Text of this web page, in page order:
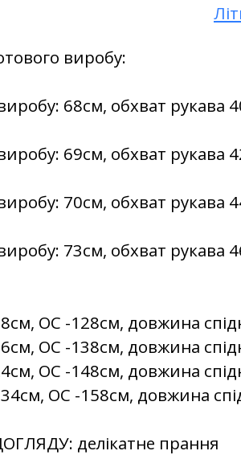
виробу:
68см, обхват рукава
69см, обхват рукава
70см, обхват рукава
73см, обхват рукава
OC -128см, довжина
OC -138см, довжина
OC -148см, довжина
OC -158см, довжина
делікатне прання